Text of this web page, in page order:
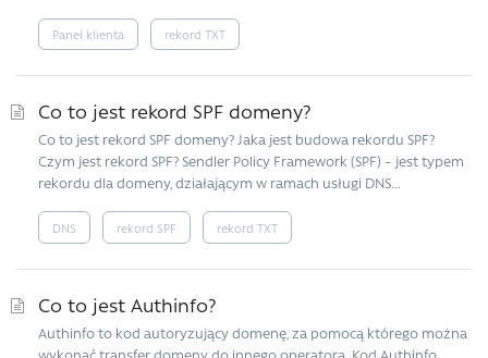
Panel klienta rekord TXT
Co to jest rekord SPF domeny?
Co to jest rekord SPF domeny? Jaka jest budowa rekordu SPF?
Czym jest rekord SPF? Sendler Policy Framework (SPF) – jest typem
rekordu dla domeny, działającym w ramach usługi DNS...
DNS rekord SPF rekord TXT
Co to jest Authinfo?
Authinfo to kod autoryzujący domenę, za pomocą którego można
wykonać transfer domeny do innego operatora. Kod Authinfo